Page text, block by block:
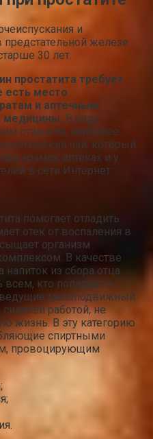
и
железе
30 лет.
простатита требует
есть место
и аптечным
медицины. В ряду
отзывам, наиболее
чай, который
храмах, аптеках и у
в сети Интернет.
помогает отладить
отек от воспаления в
организм
В качестве
напиток из сбора отца
всем, кто попадает в
ведущие малоподвижный
работой, не
жизнь. В эту категорию
спиртными
провоцирующим